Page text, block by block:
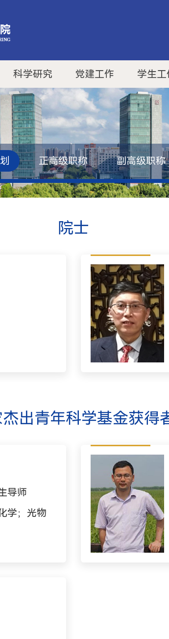
科学研究 党建工作 学生工
正高级职称 副高级职称
院士
杰出青年科学基金获得
导师
学；光物